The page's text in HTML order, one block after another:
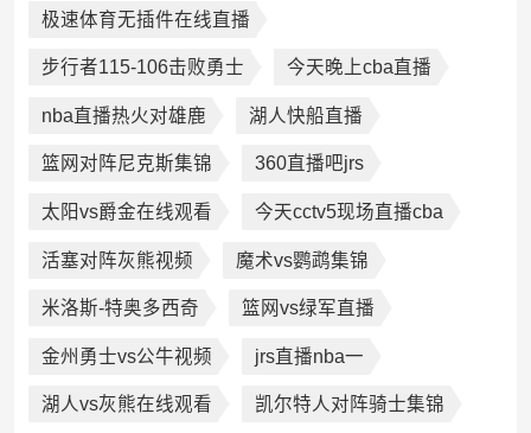
极速体育无插件在线直播
步行者115-106击败勇士 今天晚上cba直播
nba直播热火对雄鹿 湖人快船直播
篮网对阵尼克斯集锦 360直播吧jrs
太阳vs爵金在线观看 今天cctv5现场直播cba
活塞对阵灰熊视频 魔术vs鹦鹉集锦
米洛斯-特奥多西奇 篮网vs绿军直播
金州勇士vs公牛视频 jrs直播nba一
湖人vs灰熊在线观看 凯尔特人对阵骑士集锦